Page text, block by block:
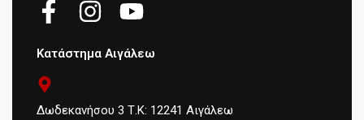
Κατάστημα Αιγάλεω
Δωδεκανήσου 3 Τ.Κ: 12241 Αιγάλεω